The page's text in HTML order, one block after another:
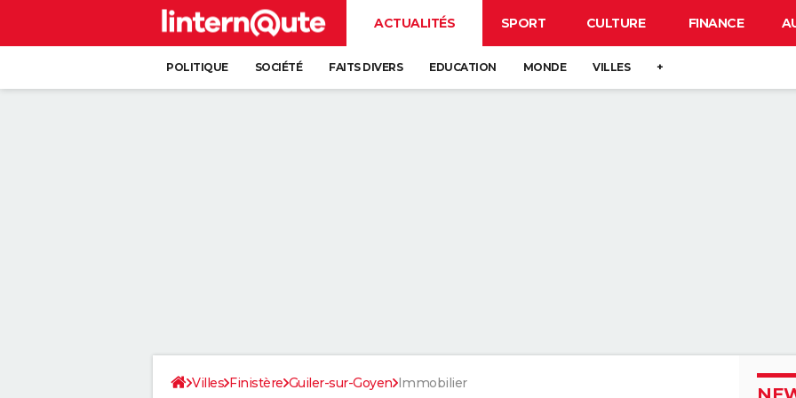
ACTUALITÉS SPORT CULTURE FINANCE
POLITIQUE SOCIÉTÉ FAITS DIVERS EDUCATION MONDE VILLES +
Villes Finistère Guiler-sur-Goyen Immobilier